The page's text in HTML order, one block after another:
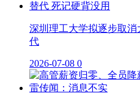
深圳理工大学拟逐步取
代
2026-07-08 0